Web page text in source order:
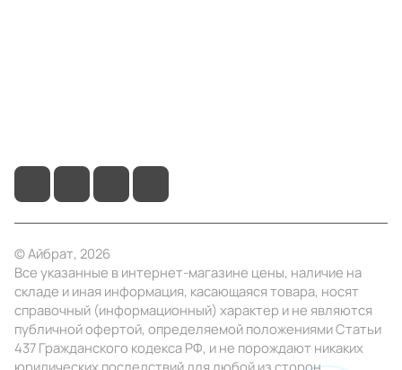
© Айбрат, 2026
Все указанные в интернет-магазине цены, наличие на
складе и иная информация, касающаяся товара, носят
справочный (информационный) характер и не являются
публичной офертой, определяемой положениями Статьи
437 Гражданского кодекса РФ, и не порождают никаких